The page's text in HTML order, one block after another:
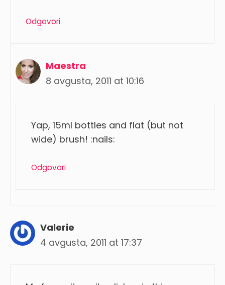
Odgovori
Maestra
8 avgusta, 2011 at 10:16
Yap, 15ml bottles and flat (but not
wide) brush! :nails:
Odgovori
Valerie
4 avgusta, 2011 at 17:37